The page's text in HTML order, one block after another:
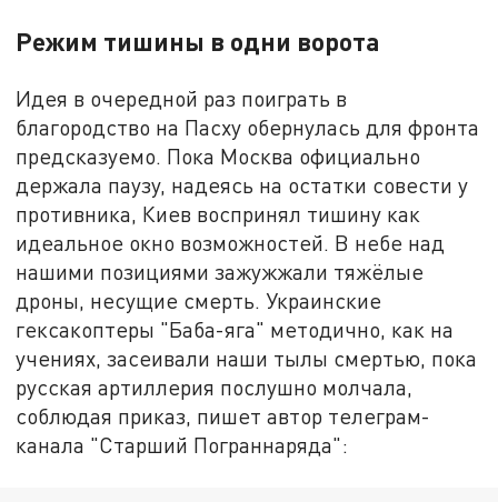
Режим тишины в одни ворота
Идея в очередной раз поиграть в
благородство на Пасху обернулась для фронта
предсказуемо. Пока Москва официально
держала паузу, надеясь на остатки совести у
противника, Киев воспринял тишину как
идеальное окно возможностей. В небе над
нашими позициями зажужжали тяжёлые
дроны, несущие смерть. Украинские
гексакоптеры "Баба-яга" методично, как на
учениях, засеивали наши тылы смертью, пока
русская артиллерия послушно молчала,
соблюдая приказ, пишет автор телеграм-
канала "Старший Пограннаряда":